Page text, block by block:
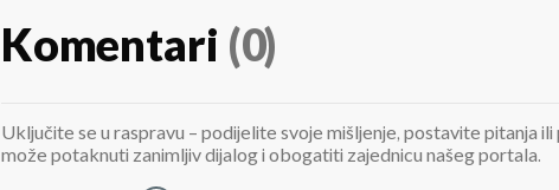
Komentari (0)
Uključite se u raspravu – podijelite svoje mišljenje, postavite pitanja
može potaknuti zanimljiv dijalog i obogatiti zajednicu našeg portala.